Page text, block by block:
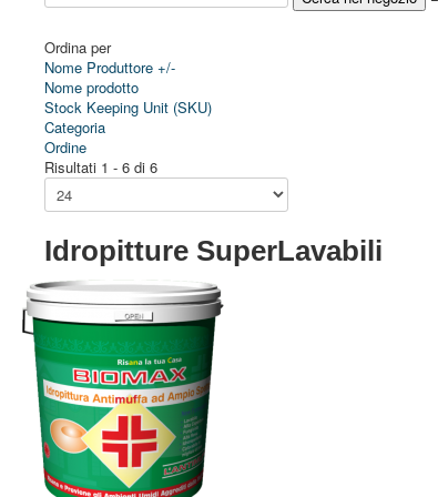
Ordina per
Nome Produttore +/-
Nome prodotto
Stock Keeping Unit (SKU)
Categoria
Ordine
Risultati 1 - 6 di 6
Idropitture SuperLavabili